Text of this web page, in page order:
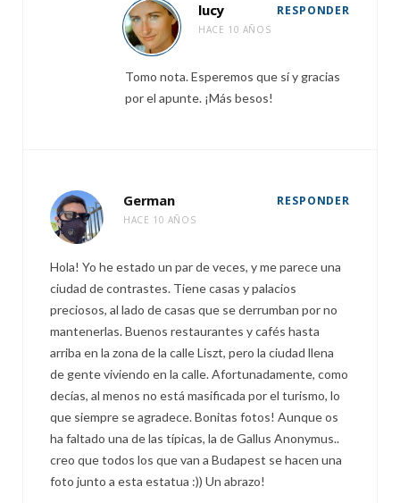
lucy
HACE 10 AÑOS
RESPONDER
Tomo nota. Esperemos que sí y gracias
por el apunte. ¡Más besos!
German
HACE 10 AÑOS
RESPONDER
Hola! Yo he estado un par de veces, y me parece una
ciudad de contrastes. Tiene casas y palacios
preciosos, al lado de casas que se derrumban por no
mantenerlas. Buenos restaurantes y cafés hasta
arriba en la zona de la calle Liszt, pero la ciudad llena
de gente viviendo en la calle. Afortunadamente, como
decías, al menos no está masificada por el turismo, lo
que siempre se agradece. Bonitas fotos! Aunque os
ha faltado una de las típicas, la de Gallus Anonymus..
creo que todos los que van a Budapest se hacen una
foto junto a esta estatua :)) Un abrazo!